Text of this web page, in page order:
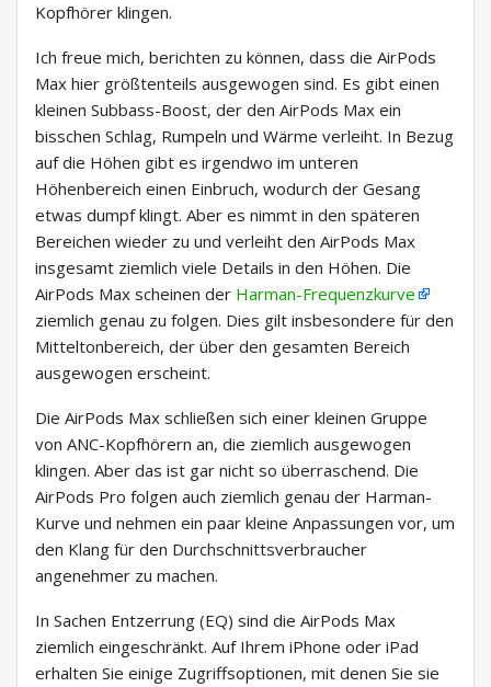
Kopfhörer klingen.
Ich freue mich, berichten zu können, dass die AirPods
Max hier größtenteils ausgewogen sind. Es gibt einen
kleinen Subbass-Boost, der den AirPods Max ein
bisschen Schlag, Rumpeln und Wärme verleiht. In Bezug
auf die Höhen gibt es irgendwo im unteren
Höhenbereich einen Einbruch, wodurch der Gesang
etwas dumpf klingt. Aber es nimmt in den späteren
Bereichen wieder zu und verleiht den AirPods Max
insgesamt ziemlich viele Details in den Höhen. Die
AirPods Max scheinen der Harman-Frequenzkurve
ziemlich genau zu folgen. Dies gilt insbesondere für den
Mitteltonbereich, der über den gesamten Bereich
ausgewogen erscheint.
Die AirPods Max schließen sich einer kleinen Gruppe
von ANC-Kopfhörern an, die ziemlich ausgewogen
klingen. Aber das ist gar nicht so überraschend. Die
AirPods Pro folgen auch ziemlich genau der Harman-
Kurve und nehmen ein paar kleine Anpassungen vor, um
den Klang für den Durchschnittsverbraucher
angenehmer zu machen.
In Sachen Entzerrung (EQ) sind die AirPods Max
ziemlich eingeschränkt. Auf Ihrem iPhone oder iPad
erhalten Sie einige Zugriffsoptionen, mit denen Sie sie